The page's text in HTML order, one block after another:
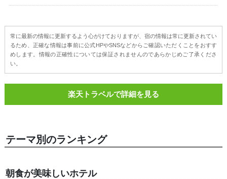
常に最新の情報に更新するよう心がけておりますが、宿の情報は常に更新されてい
るため、正確な情報は事前に公式HPやSNSなどからご確認いただくことをおすす
めします。情報の正確性については保証されませんのであらかじめご了承くださ
い。
楽天トラベルで詳細を見る
テーマ別のランキング
朝食が美味しいホテル